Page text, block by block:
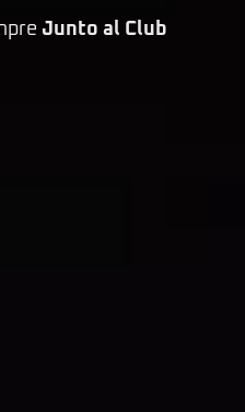
Junto al Club